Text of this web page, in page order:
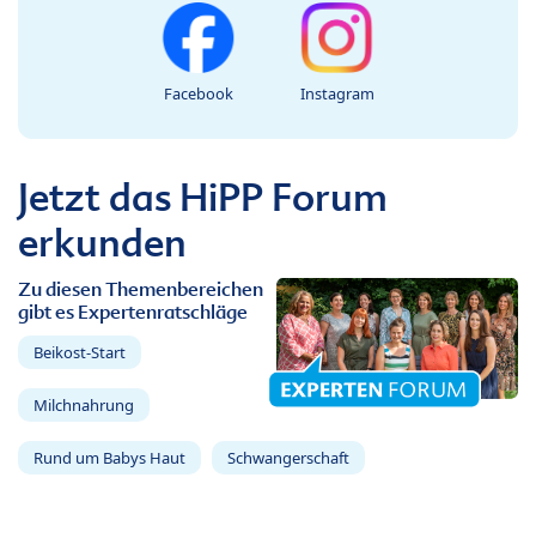
Facebook Instagram
Jetzt das HiPP Forum
erkunden
Zu diesen Themenbereichen
gibt es Expertenratschläge
Beikost-Start
Milchnahrung
Rund um Babys Haut Schwangerschaft